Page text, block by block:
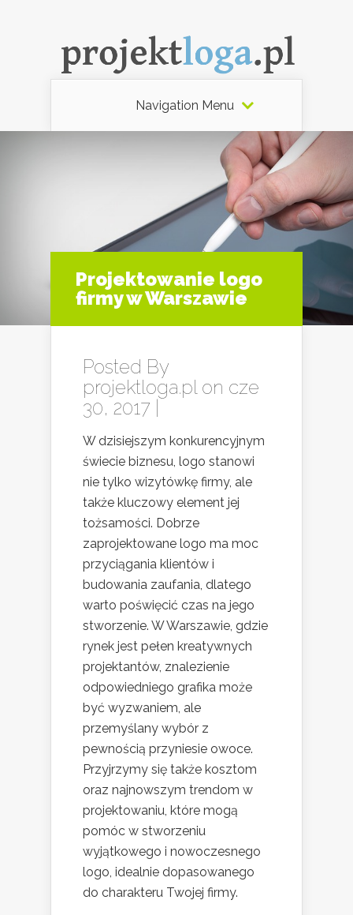
Navigation Menu
Projektowanie logo
firmy w Warszawie
Posted By
projektloga.pl on cze
30, 2017 |
W dzisiejszym konkurencyjnym
świecie biznesu, logo stanowi
nie tylko wizytówkę firmy, ale
także kluczowy element jej
tożsamości. Dobrze
zaprojektowane logo ma moc
przyciągania klientów i
budowania zaufania, dlatego
warto poświęcić czas na jego
stworzenie. W Warszawie, gdzie
rynek jest pełen kreatywnych
projektantów, znalezienie
odpowiedniego grafika może
być wyzwaniem, ale
przemyślany wybór z
pewnością przyniesie owoce.
Przyjrzymy się także kosztom
oraz najnowszym trendom w
projektowaniu, które mogą
pomóc w stworzeniu
wyjątkowego i nowoczesnego
logo, idealnie dopasowanego
do charakteru Twojej firmy.